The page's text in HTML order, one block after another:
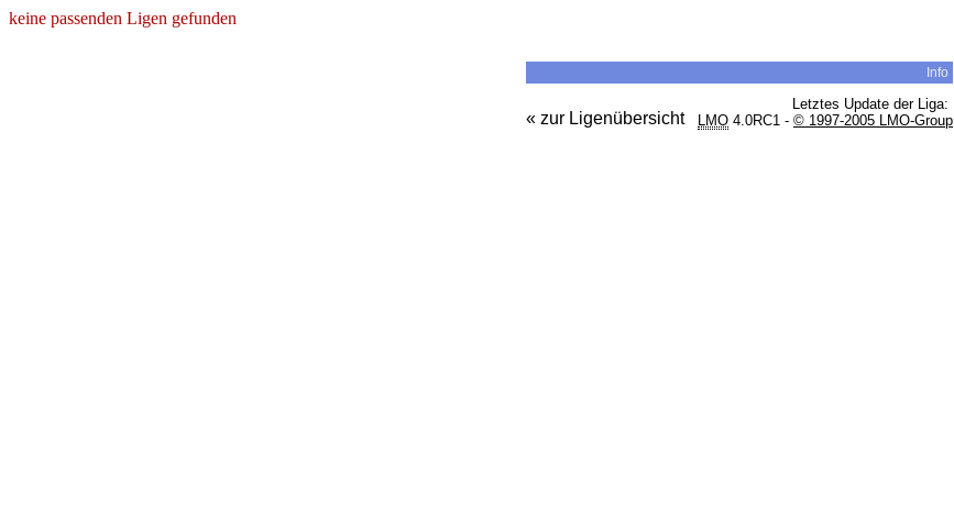
keine passenden Ligen gefunden
Info
« zur Ligenübersicht
Letztes Update der Liga:
LMO 4.0RC1 - © 1997-2005 LMO-Group